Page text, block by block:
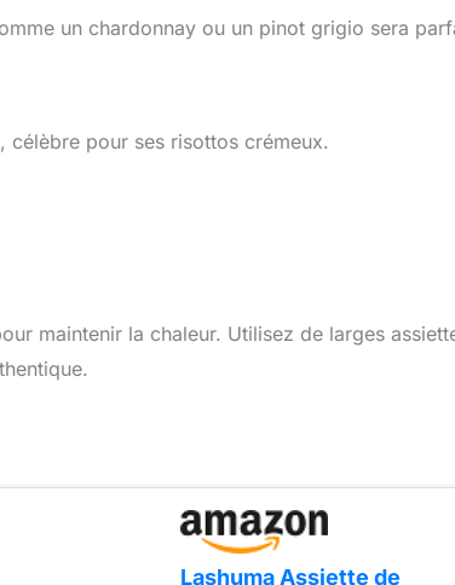
un chardonnay ou un pinot grigio sera
pour ses risottos crémeux.
maintenir la chaleur. Utilisez de larges
Lashuma Assiette de